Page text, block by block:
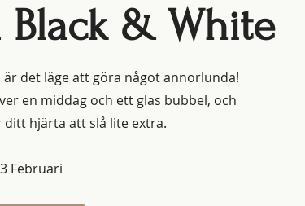
Black & White
det läge att göra något annorlunda!
en middag och ett glas bubbel, och
hjärta att slå lite extra.
Februari